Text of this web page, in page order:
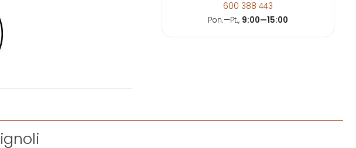
600 388 443
Pon.—Pt., 9:00—15:00